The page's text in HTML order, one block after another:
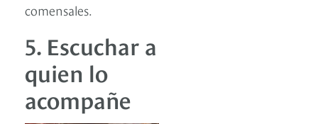
comensales.
5. Escuchar a
quien lo
acompañe